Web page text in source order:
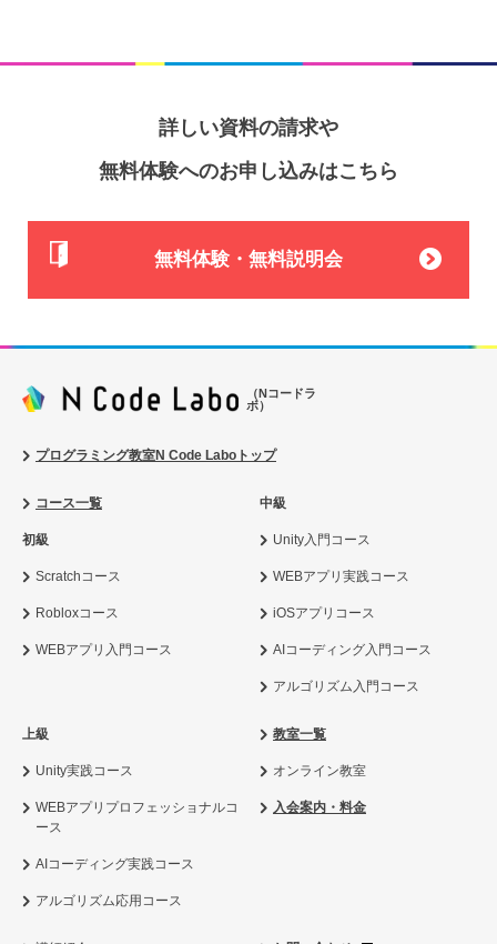
詳しい資料の請求や
無料体験へのお申し込みはこちら
無料体験・無料説明会
（Nコードラ
ボ）
プログラミング教室N Code Laboトップ
コース一覧
初級
Scratchコース
Robloxコース
WEBアプリ入門コース
中級
Unity入門コース
WEBアプリ実践コース
iOSアプリコース
AIコーディング入門コース
アルゴリズム入門コース
上級
Unity実践コース
WEBアプリプロフェッショナルコ
ース
AIコーディング実践コース
アルゴリズム応用コース
教室一覧
オンライン教室
入会案内・料金